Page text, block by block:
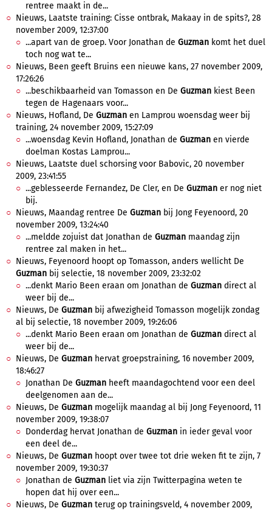
rentree maakt in de...
Nieuws, Laatste training: Cisse ontbrak, Makaay in de spits?, 28
november 2009, 12:37:00
...apart van de groep. Voor Jonathan de Guzman komt het duel
toch nog wat te...
Nieuws, Been geeft Bruins een nieuwe kans, 27 november 2009,
17:26:26
...beschikbaarheid van Tomasson en De Guzman kiest Been
tegen de Hagenaars voor...
Nieuws, Hofland, De Guzman en Lamprou woensdag weer bij
training, 24 november 2009, 15:27:09
...woensdag Kevin Hofland, Jonathan de Guzman en vierde
doelman Kostas Lamprou...
Nieuws, Laatste duel schorsing voor Babovic, 20 november
2009, 23:41:55
...geblesseerde Fernandez, De Cler, en De Guzman er nog niet
bij.
Nieuws, Maandag rentree De Guzman bij Jong Feyenoord, 20
november 2009, 13:24:40
...meldde zojuist dat Jonathan de Guzman maandag zijn
rentree zal maken in het...
Nieuws, Feyenoord hoopt op Tomasson, anders wellicht De
Guzman bij selectie, 18 november 2009, 23:32:02
...denkt Mario Been eraan om Jonathan de Guzman direct al
weer bij de...
Nieuws, De Guzman bij afwezigheid Tomasson mogelijk zondag
al bij selectie, 18 november 2009, 19:26:06
...denkt Mario Been eraan om Jonathan de Guzman direct al
weer bij de...
Nieuws, De Guzman hervat groepstraining, 16 november 2009,
18:46:27
Jonathan De Guzman heeft maandagochtend voor een deel
deelgenomen aan de...
Nieuws, De Guzman mogelijk maandag al bij Jong Feyenoord, 11
november 2009, 19:38:07
Donderdag hervat Jonathan de Guzman in ieder geval voor
een deel de...
Nieuws, De Guzman hoopt over twee tot drie weken fit te zijn, 7
november 2009, 19:30:37
Jonathan de Guzman liet via zijn Twitterpagina weten te
hopen dat hij over een...
Nieuws, De Guzman terug op trainingsveld, 4 november 2009,